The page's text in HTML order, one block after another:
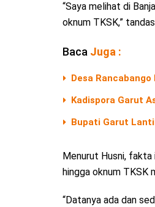
“Saya melihat di
oknum TKSK,”
Baca Juga :
Desa
Kadispora Garut
Bupati Garut
Menurut Husni, fakta
hingga oknum TKSK
“Datanya ada dan